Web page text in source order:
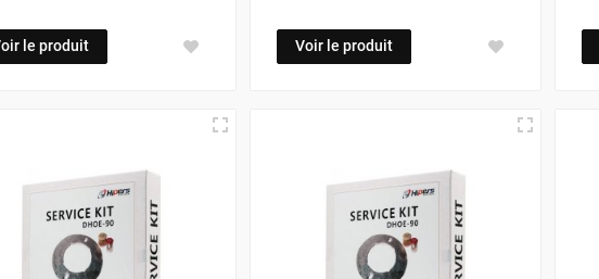
le produit Voir le produit